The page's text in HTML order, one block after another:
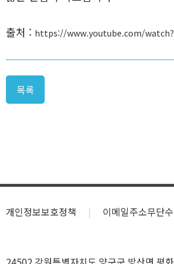
출처 : https://www.youtube.com/
목록
개인정보보호정책 이메일주소무단